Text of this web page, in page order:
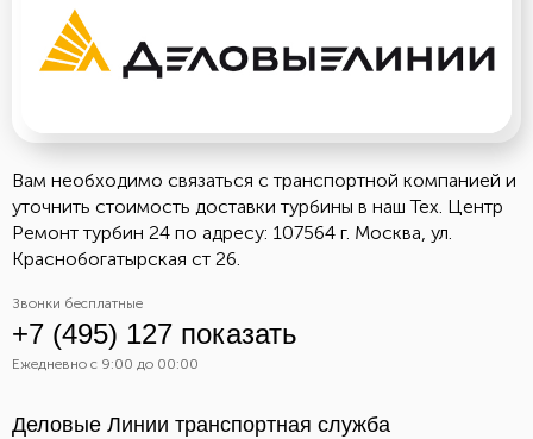
Вам необходимо связаться с транспортной компанией и
уточнить стоимость доставки турбины в наш Тех. Центр
Ремонт турбин 24 по адресу: 107564 г. Москва, ул.
Краснобогатырская ст 26.
Звонки бесплатные
+7 (495) 127 показать
Ежедневно с 9:00 до 00:00
Деловые Линии транспортная служба